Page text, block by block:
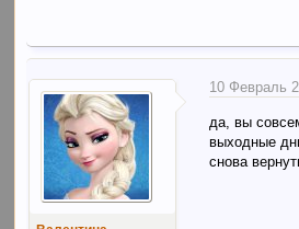
10 Февраль
да, вы
выходные
снова